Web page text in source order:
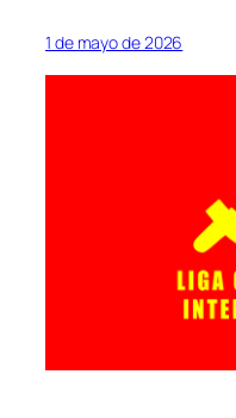
1 de mayo de 2026